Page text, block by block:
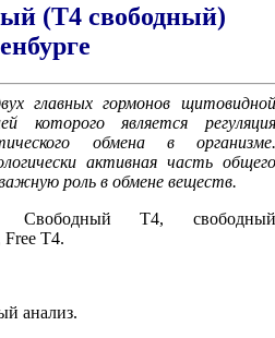
(Т4 свободный)
главных гормонов щитовидной
которого является регуляция
обмена в организме.
активная часть общего
роль в обмене веществ.
Свободный Т4, свободный
T4.
анализ.